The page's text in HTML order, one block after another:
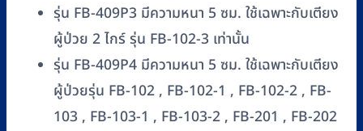
รุ่น FB-409P3 มีความหนา 5 ซม. ใช้เฉพาะกับเตียง
ผู้ป่วย 2 ไกร์ รุ่น FB-102-3 เท่านั้น
รุ่น FB-409P4 มีความหนา 5 ซม. ใช้เฉพาะกับเตียง
ผู้ป่วยรุ่น FB-102 , FB-102-1 , FB-102-2 , FB-
103 , FB-103-1 , FB-103-2 , FB-201 , FB-202